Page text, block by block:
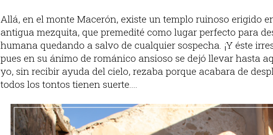
Allá, en el monte Macerón, existe un templo ruinoso erigido
antigua mezquita, que premedité como lugar perfecto para
humana quedando a salvo de cualquier sospecha. ¡Y éste
pues en su ánimo de románico ansioso se dejó llevar hasta
yo, sin recibir ayuda del cielo, rezaba porque acabara de
todos los tontos tienen suerte....